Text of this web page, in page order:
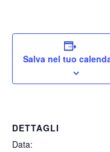
Salva nel tuo
DETTAGLI
Data: